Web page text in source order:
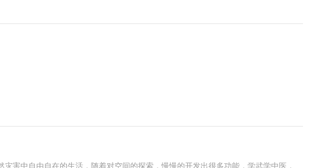
不算窝囊 李达康：虎父无犬子，瑞龙不简单 赵啸声：昌武市赵家，惹不起汉东省
害中自由自在的生活，随着对空间的探索，慢慢的开发出很多功能，学武学中医，